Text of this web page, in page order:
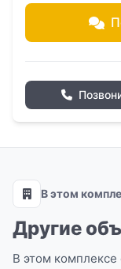
Частный
бассейном
Сауна
В этом
Другие
В этом комплексе